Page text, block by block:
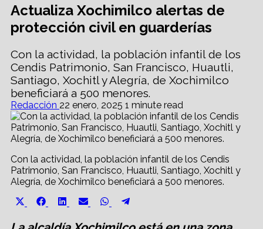
Actualiza Xochimilco alertas de
protección civil en guarderías
Con la actividad, la población infantil de los
Cendis Patrimonio, San Francisco, Huautli,
Santiago, Xochitl y Alegría, de Xochimilco
beneficiará a 500 menores.
Redacción 22 enero, 2025 1 minute read
Con la actividad, la población infantil de los Cendis
Patrimonio, San Francisco, Huautli, Santiago, Xochitl y
Alegría, de Xochimilco beneficiará a 500 menores.
Share
Share
Facebook
Share
LinkedIn
Share
Email
Share
WhatsApp